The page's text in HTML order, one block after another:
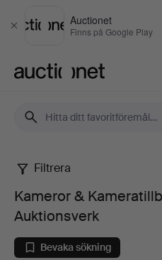
Stäng
Auctionet
Finns på Google Play
Kameror
Kameratillbehör
Filtrera
Kameror &
Auktionsverk
Bevaka sökning